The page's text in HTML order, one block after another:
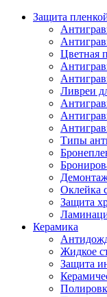
Защита
Цветная
Ливреи
Типы
Оклейка
Защита
Керамика
Жидкое
Защита